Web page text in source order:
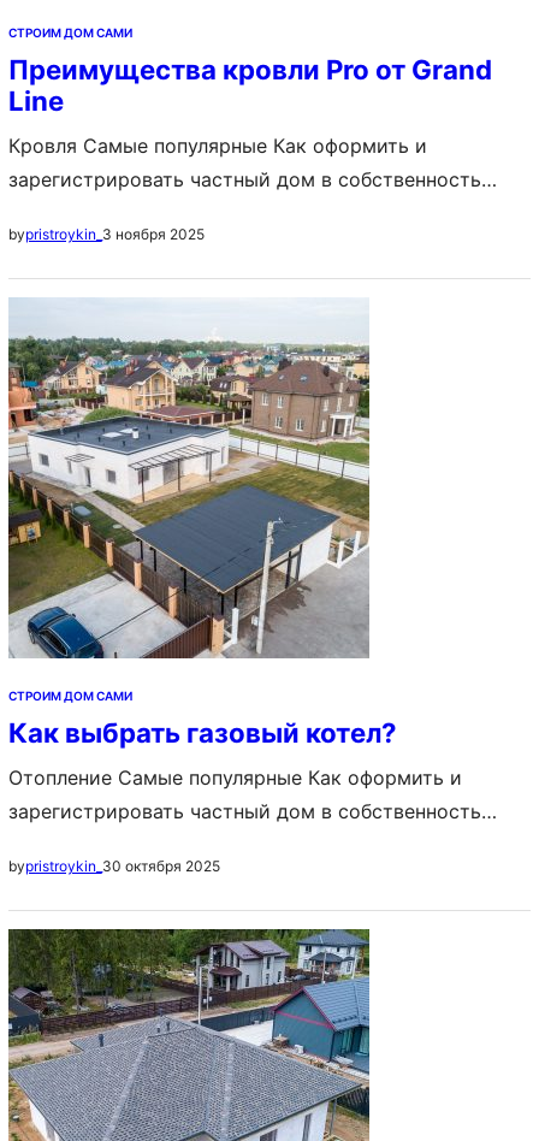
СТРОИМ ДОМ САМИ
Преимущества кровли Pro от Grand
Line
Кровля Самые популярные Как оформить и
зарегистрировать частный дом в собственность
построить своими руками, пошаговая инструкция
Идеи планировки частных домов: схема
разнообразию кровельных материалов на
строительном рынке можно за несколько минут
подобрать подходящий стройматериал для решения
задач. В последние годы наши…
bypristroykin_ 3 ноября 2025
СТРОИМ ДОМ САМИ
Как выбрать газовый котел?
Отопление Самые популярные Как оформить и
зарегистрировать частный дом в собственность
построить своими руками, пошаговая инструкция
Идеи планировки частных домов: схема
расположения комнат, примеры, фото Плюсы и
минусы газовых котлов Как выбрать газовый котел?
Как определить мощность газового котла?
Функциональность газовых котлов Материал
теплового обменника Самый…
bypristroykin_ 30 октября 2025